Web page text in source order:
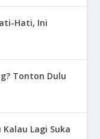
Hati, Ini
Tonton Dulu
Kalau Lagi Suka